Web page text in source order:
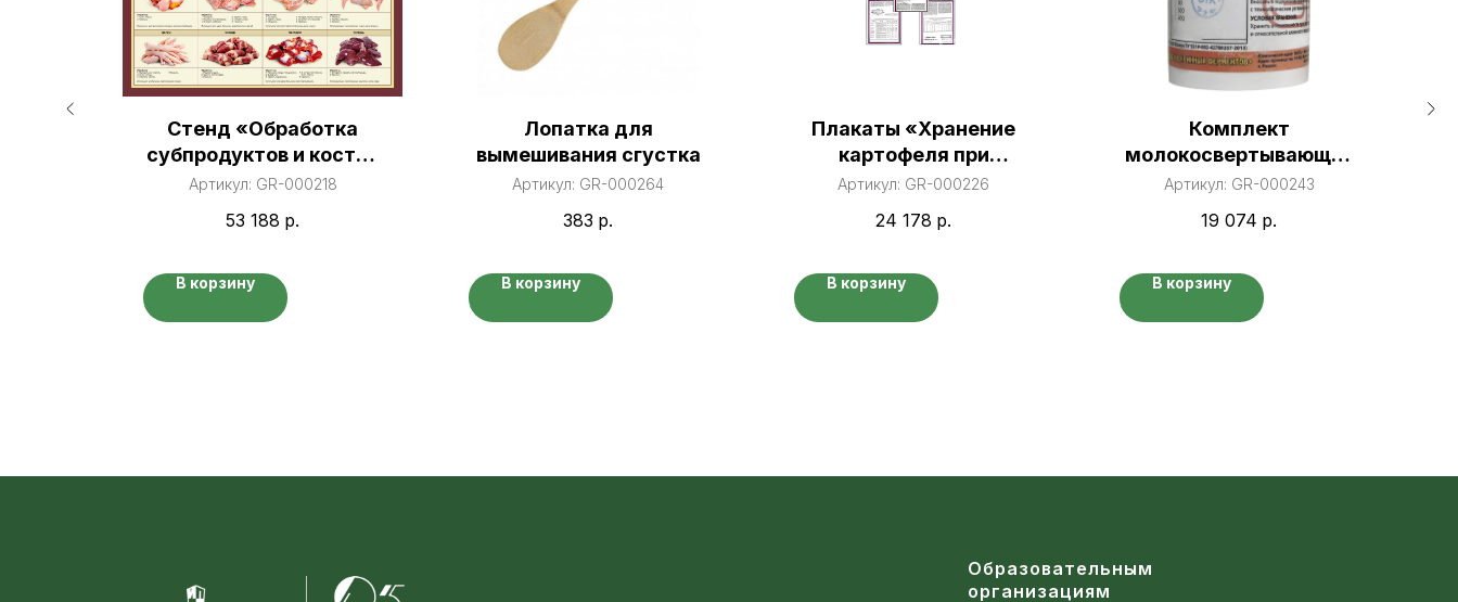
Стенд «Обработка
субпродуктов и костей
птицы и дичи»
Артикул: GR-000218
53 188 р.
В корзину
Лопатка для
вымешивания сгустка
Артикул: GR-000264
383 р.
В корзину
Плакаты «Хранение
картофеля при
интенсивной
выращивания»
Артикул: GR-000226
24 178 р.
В корзину
Комплект
молокосвертывающих
препаратов
Артикул: GR-000243
19 074 р.
В корзину
Образовательным
организациям